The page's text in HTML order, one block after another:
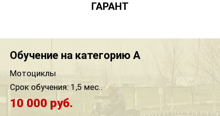
ГАРАНТ
Обучение на категорию A
Мотоциклы
Срок обучения:1,5 мес..
10 000 руб.